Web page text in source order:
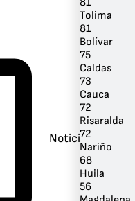
Noticias
Tolima
81
Bolívar
75
Caldas
73
Cauca
72
Risaralda
72
Nariño
68
Huila
56